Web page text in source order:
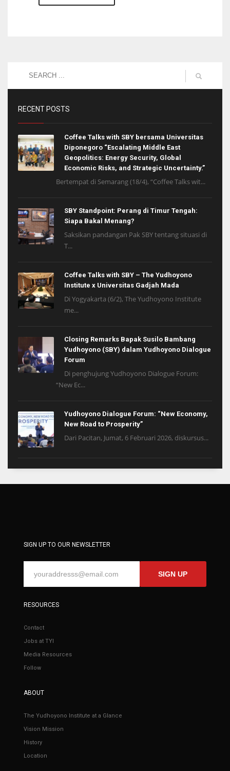
RECENT POSTS
Coffee Talks with SBY bersama Universitas
Diponegoro “Escalating Middle East
Geopolitics: Energy Security, Global
Economic Risks, and Strategic Uncertainty.”
Bertempat di Semarang (18/4), “Coffee Talks wit...
SBY Standpoint: Perang di Timur Tengah:
Siapa Bakal Menang?
Saksikan pandangan Pak SBY tentang situasi di
T...
Coffee Talks with SBY – The Yudhoyono
Institute x Universitas Gadjah Mada
Di Yogyakarta (6/2), The Yudhoyono Institute
me...
Closing Remarks Bapak Susilo Bambang
Yudhoyono (SBY) dalam Yudhoyono Dialogue
Forum
Di penghujung Yudhoyono Dialogue Forum:
“New Ec...
Yudhoyono Dialogue Forum: “New Economy,
New Road to Prosperity”
Dari Pacitan, Jumat, 6 Februari 2026, diskursus...
SIGN UP TO OUR NEWSLETTER
SIGN UP
RESOURCES
Contact
Jobs at TYI
Media Resources
Follow
ABOUT
The Yudhoyono Institute at a Glance
Vision Mission
History
Location